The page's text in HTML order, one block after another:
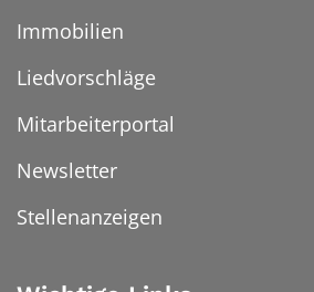
Immobilien
Liedvorschläge
Mitarbeiterportal
Newsletter
Stellenanzeigen